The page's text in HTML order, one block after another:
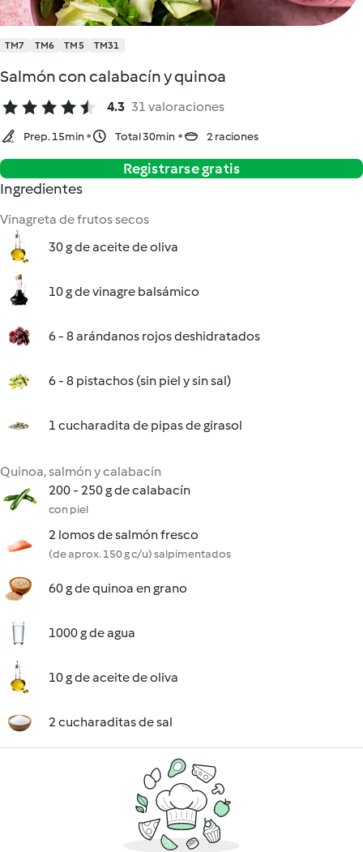
TM7 TM6 TM5 TM31
Salmón con calabacín y quinoa
4.3 31 valoraciones
Prep. 15min Total 30min 2 raciones
Registrarse gratis
Ingredientes
Vinagreta de frutos secos
30 g de aceite de oliva
10 g de vinagre balsámico
6 - 8 arándanos rojos deshidratados
6 - 8 pistachos (sin piel y sin sal)
1 cucharadita de pipas de girasol
Quinoa, salmón y calabacín
200 - 250 g de calabacín
con piel
2 lomos de salmón fresco
(de aprox. 150 g c/u) salpimentados
60 g de quinoa en grano
1000 g de agua
10 g de aceite de oliva
2 cucharaditas de sal